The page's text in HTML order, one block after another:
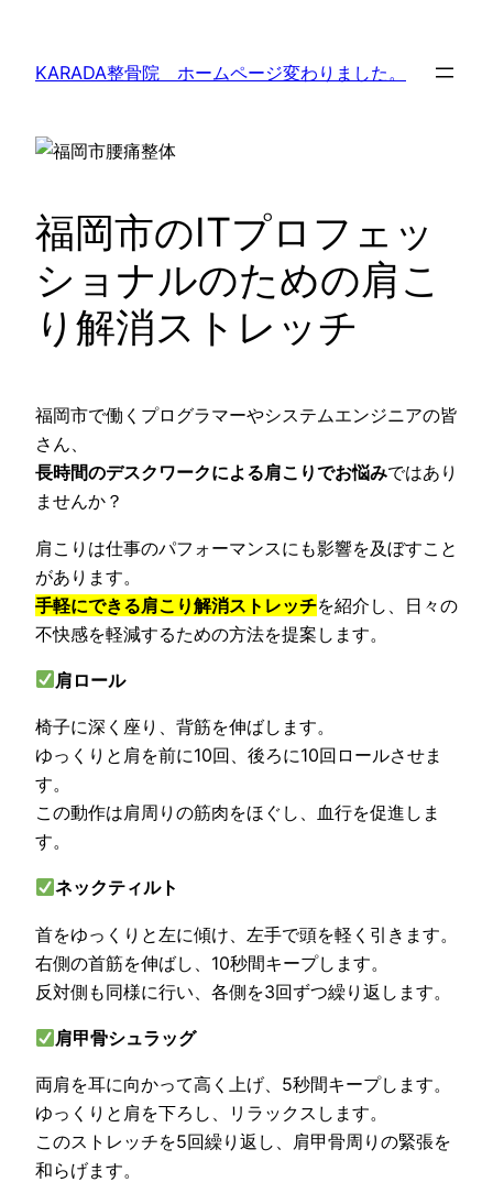
KARADA整骨院 ホームページ変わりました。
福岡市のITプロフェッ
ショナルのための肩こ
り解消ストレッチ
福岡市で働くプログラマーやシステムエンジニアの皆
さん、
長時間のデスクワークによる肩こりでお悩みではあり
ませんか？
肩こりは仕事のパフォーマンスにも影響を及ぼすこと
があります。
手軽にできる肩こり解消ストレッチを紹介し、日々の
不快感を軽減するための方法を提案します。
肩ロール
椅子に深く座り、背筋を伸ばします。
ゆっくりと肩を前に10回、後ろに10回ロールさせま
す。
この動作は肩周りの筋肉をほぐし、血行を促進しま
す。
ネックティルト
首をゆっくりと左に傾け、左手で頭を軽く引きます。
右側の首筋を伸ばし、10秒間キープします。
反対側も同様に行い、各側を3回ずつ繰り返します。
肩甲骨シュラッグ
両肩を耳に向かって高く上げ、5秒間キープします。
ゆっくりと肩を下ろし、リラックスします。
このストレッチを5回繰り返し、肩甲骨周りの緊張を
和らげます。